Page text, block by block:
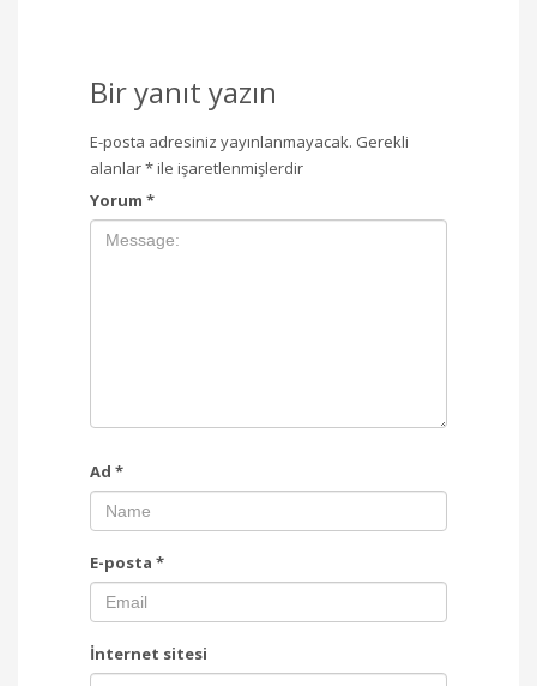
Bir yanıt yazın
E-posta adresiniz yayınlanmayacak. Gerekli
alanlar*ile işaretlenmişlerdir
Yorum *
Ad *
E-posta *
İnternet sitesi